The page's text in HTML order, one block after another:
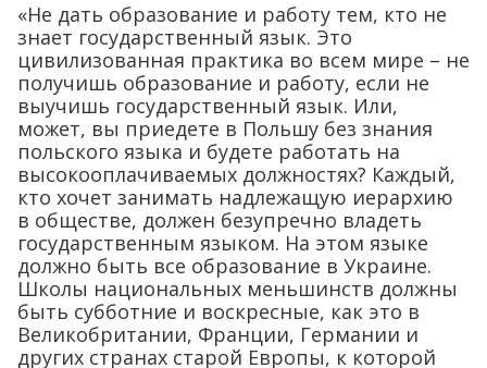
«Не дать образование и работу тем, кто не
знает государственный язык. Это
цивилизованная практика во всем мире – не
получишь образование и работу, если не
выучишь государственный язык. Или,
может, вы приедете в Польшу без знания
польского языка и будете работать на
высокооплачиваемых должностях? Каждый,
кто хочет занимать надлежащую иерархию
в обществе, должен безупречно владеть
государственным языком. На этом языке
должно быть все образование в Украине.
Школы национальных меньшинств должны
быть субботние и воскресные, как это в
Великобритании, Франции, Германии и
других странах старой Европы, к которой